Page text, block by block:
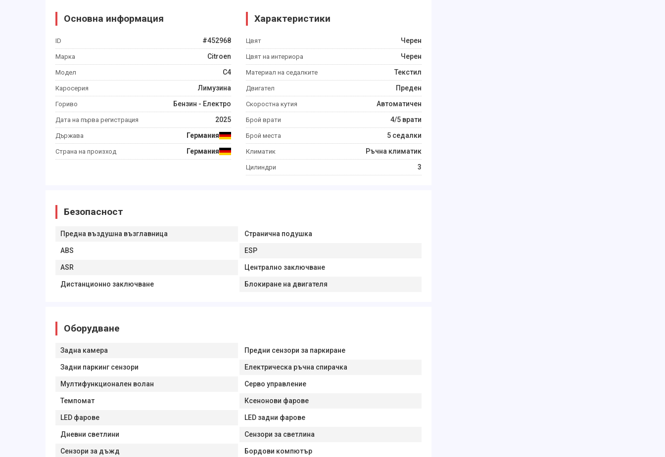
Основна информация
ID #452968
Марка Citroen
Модел C4
Каросерия Лимузина
Гориво Бензин - Електро
Дата на първа регистрация 2025
Държава Германия
Страна на произход Германия
Характеристики
Цвят Черен
Цвят на интериора Черен
Материал на седалките Текстил
Двигател Преден
Скоростна кутия Автоматичен
Брой врати 4/5 врати
Брой места 5 седалки
Климатик Ръчна климатик
Цилиндри 3
Безопасност
Предна въздушна възглавница Странична подушка
ABS ESP
ASR Централно заключване
Дистанционно заключване Блокиране на двигателя
Оборудване
Задна камера Предни сензори за паркиране
Задни паркинг сензори Електрическа ръчна спирачка
Мултифункционален волан Серво управление
Темпомат Ксенонови фарове
LED фарове LED задни фарове
Дневни светлини Сензори за светлина
Сензори за дъжд Бордови компютър